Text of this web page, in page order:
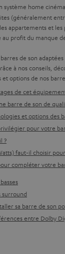
système home
(généralement
appartements et les
au profit du manque
de son
à nos conseils,
options de nos
de cet
barre de son de
et options des
pour votre
?
faut-il choisir
compléter votre
surround
sa barre de son
entre Dolby
de cet